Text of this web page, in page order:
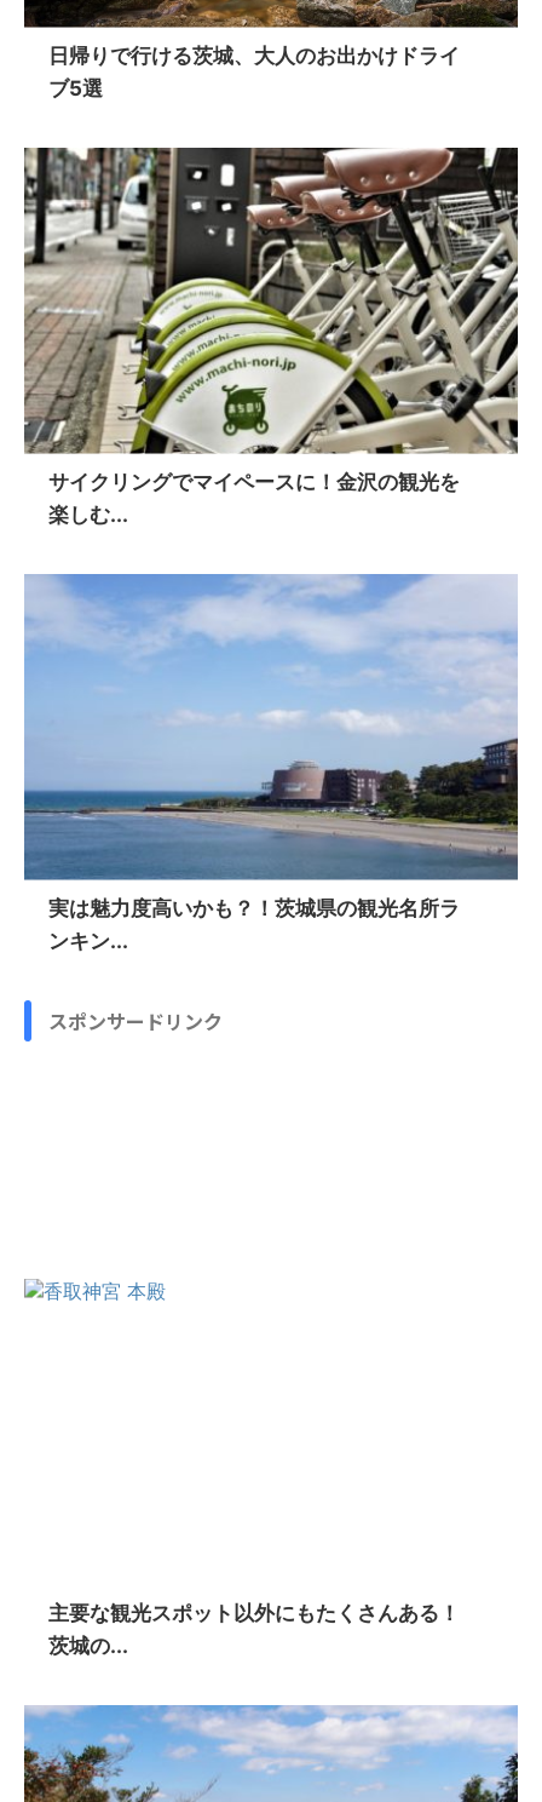
日帰りで行ける茨城、大人のお出かけドライ
ブ5選
サイクリングでマイペースに！金沢の観光を
楽しむ...
実は魅力度高いかも？！茨城県の観光名所ラ
ンキン...
スポンサードリンク
主要な観光スポット以外にもたくさんある！
茨城の...